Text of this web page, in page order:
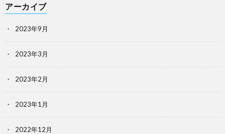
アーカイブ
2023年9月
2023年3月
2023年2月
2023年1月
2022年12月